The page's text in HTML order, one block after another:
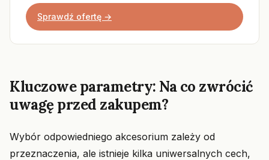
Sprawdź ofertę →
Kluczowe parametry: Na co zwrócić
uwagę przed zakupem?
Wybór odpowiedniego akcesorium zależy od
przeznaczenia, ale istnieje kilka uniwersalnych cech,